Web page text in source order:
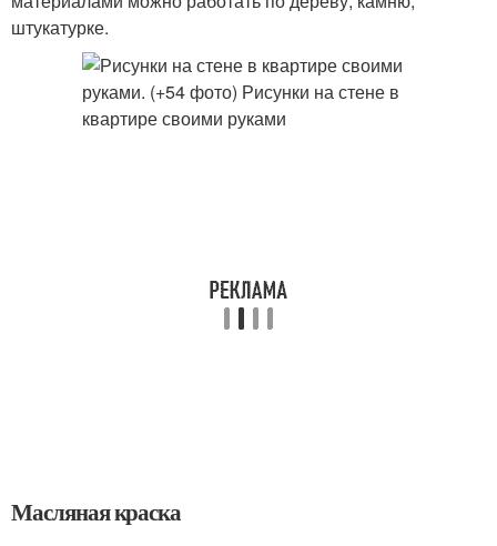
штукатурке.
Масляная краска